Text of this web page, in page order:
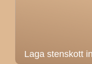
Laga stenskott